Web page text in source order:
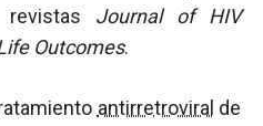
revistas Journal of HIV
Outcomes.
antirretroviral de